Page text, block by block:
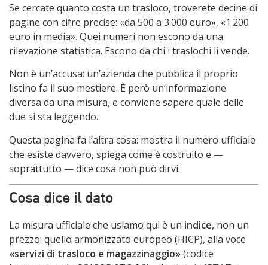
Se cercate quanto costa un trasloco, troverete decine di
pagine con cifre precise: «da 500 a 3.000 euro», «1.200
euro in media». Quei numeri non escono da una
rilevazione statistica. Escono da chi i traslochi li vende.
Non è un’accusa: un’azienda che pubblica il proprio
listino fa il suo mestiere. È però un’informazione
diversa da una misura, e conviene sapere quale delle
due si sta leggendo.
Questa pagina fa l’altra cosa: mostra il numero ufficiale
che esiste davvero, spiega come è costruito e —
soprattutto — dice cosa non può dirvi.
Cosa dice il dato
La misura ufficiale che usiamo qui è un indice, non un
prezzo: quello armonizzato europeo (HICP), alla voce
«servizi di trasloco e magazzinaggio»(codice